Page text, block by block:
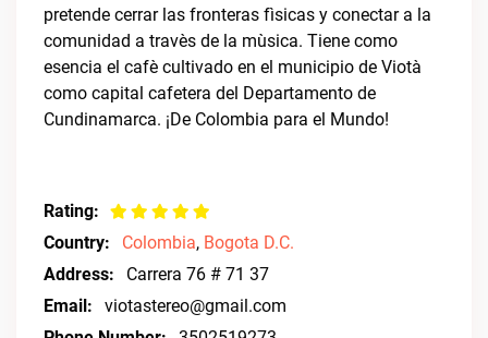
pretende cerrar las fronteras fìsicas y conectar a la
comunidad a travès de la mùsica. Tiene como
esencia el cafè cultivado en el municipio de Viotà
como capital cafetera del Departamento de
Cundinamarca. ¡De Colombia para el Mundo!
Rating:
Country:
Colombia, Bogota D.C.
Address:
Carrera 76 # 71 37
Email:
viotastereo@gmail.com